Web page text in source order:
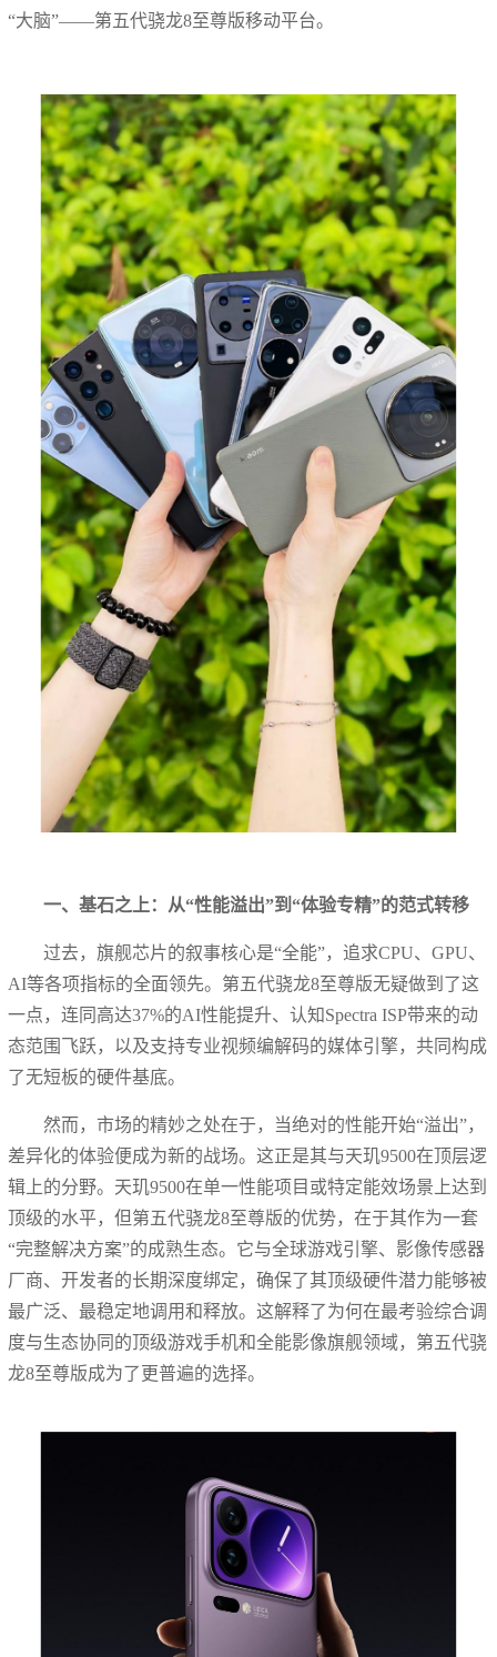
“大脑”——第五代骁龙8至尊版移动平台。
一、基石之上：从“性能溢出”到“体验专精”的范式转移
过去，旗舰芯片的叙事核心是“全能”，追求CPU、GPU、
AI等各项指标的全面领先。第五代骁龙8至尊版无疑做到了这
一点，连同高达37%的AI性能提升、认知Spectra ISP带来的动
态范围飞跃，以及支持专业视频编解码的媒体引擎，共同构成
了无短板的硬件基底。
然而，市场的精妙之处在于，当绝对的性能开始“溢出”，
差异化的体验便成为新的战场。这正是其与天玑9500在顶层逻
辑上的分野。天玑9500在单一性能项目或特定能效场景上达到
顶级的水平，但第五代骁龙8至尊版的优势，在于其作为一套
“完整解决方案”的成熟生态。它与全球游戏引擎、影像传感器
厂商、开发者的长期深度绑定，确保了其顶级硬件潜力能够被
最广泛、最稳定地调用和释放。这解释了为何在最考验综合调
度与生态协同的顶级游戏手机和全能影像旗舰领域，第五代骁
龙8至尊版成为了更普遍的选择。